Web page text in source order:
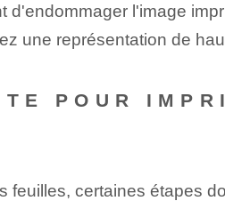
l'image
une représentation de
POUR
certaines étapes